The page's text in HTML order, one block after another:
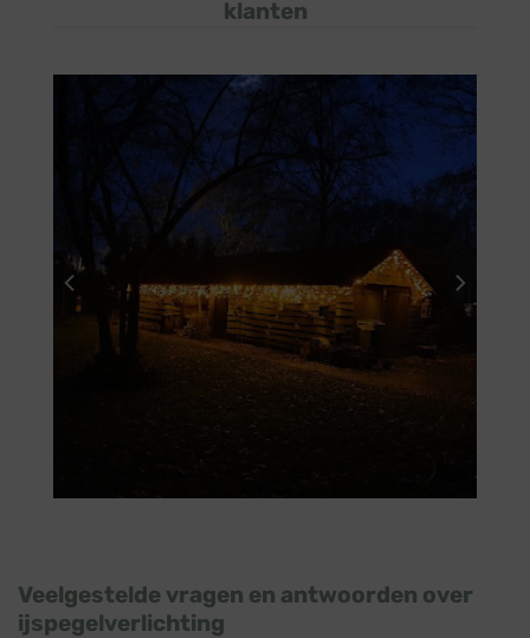
klanten
Veelgestelde vragen en antwoorden over
ijspegelverlichting